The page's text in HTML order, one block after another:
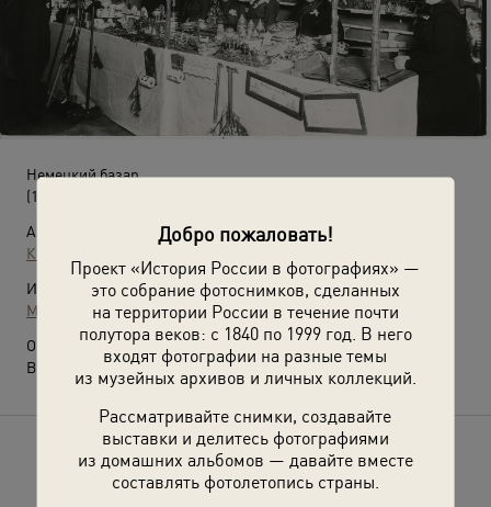
Добро пожаловать!
Проект «История России в фотографиях» —
это собрание фотоснимков, сделанных
на территории России в течение почти
полутора веков: с 1840 по 1999 год. В него
входят фотографии на разные темы
из музейных архивов и личных коллекций.
Рассматривайте снимки, создавайте
выставки и делитесь фотографиями
из домашних альбомов — давайте вместе
составлять фотолетопись страны.
Немецкий базар
(1910-е)
Автор:
Карл Булла
Источники:
МАММ / МДФ
О фотографии:
Выставка
«Рождественская радость»с этой фотографией.
Расскажите друзьям об этом фото